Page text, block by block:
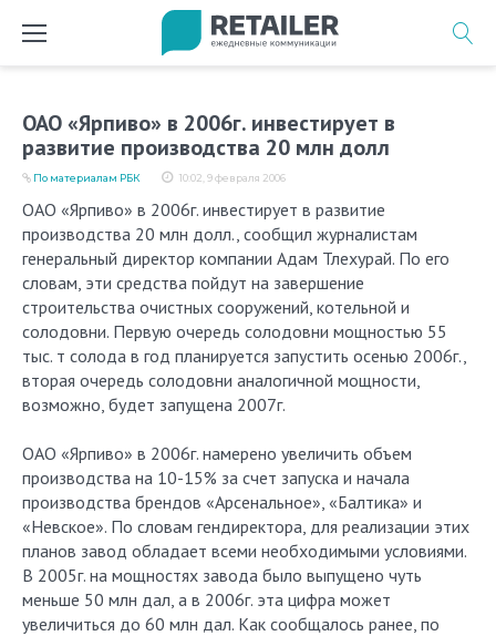
ОАО «Ярпиво» в 2006г. инвестирует в
развитие производства 20 млн долл
10:02, 9 февраля 2006
По материалам РБК
ОАО «Ярпиво» в 2006г. инвестирует в развитие
производства 20 млн долл., сообщил журналистам
генеральный директор компании Адам Тлехурай. По его
словам, эти средства пойдут на завершение
строительства очистных сооружений, котельной и
солодовни. Первую очередь солодовни мощностью 55
тыс. т солода в год планируется запустить осенью 2006г.,
вторая очередь солодовни аналогичной мощности,
возможно, будет запущена 2007г.
ОАО «Ярпиво» в 2006г. намерено увеличить объем
производства на 10-15% за счет запуска и начала
производства брендов «Арсенальное», «Балтика» и
«Невское». По словам гендиректора, для реализации этих
планов завод обладает всеми необходимыми условиями.
В 2005г. на мощностях завода было выпущено чуть
меньше 50 млн дал, а в 2006г. эта цифра может
увеличиться до 60 млн дал. Как сообщалось ранее, по